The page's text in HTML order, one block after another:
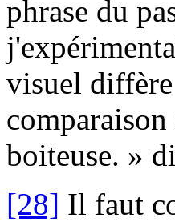
phrase du
visuel
boiteuse. »
[28] Il faut